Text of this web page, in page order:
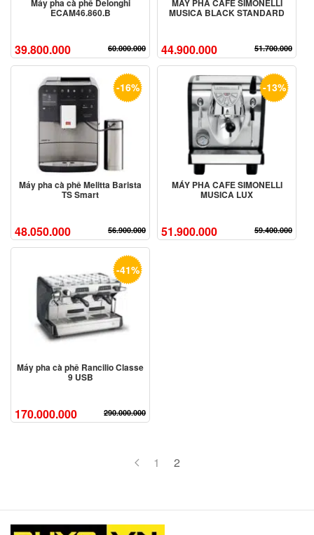
Máy pha cà phê Delonghi
ECAM46.860.B
39.800.000 60.000.000
MÁY PHA CAFE SIMONELLI
MUSICA BLACK STANDARD
44.900.000 51.700.000
-16%
Máy pha cà phê Melitta Barista
TS Smart
48.050.000 56.900.000
-13%
MÁY PHA CAFE SIMONELLI
MUSICA LUX
51.900.000 59.400.000
-41%
Máy pha cà phê Rancilio Classe
9 USB
170.000.000 290.000.000
1 2